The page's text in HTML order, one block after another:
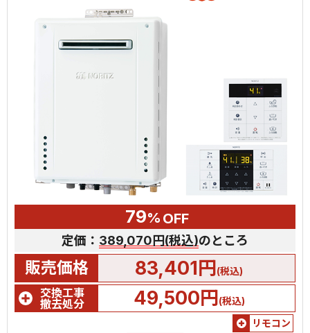
79% OFF
定価： 389,070円(税込)のところ
販売価格 83,401円(税込)
交換工事
撤去処分
49,500円(税込)
リモコン